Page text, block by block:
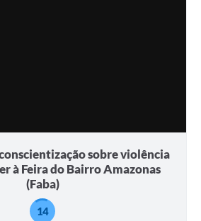
sobre violência
à Feira do Bairro Amazonas
(Faba)
14